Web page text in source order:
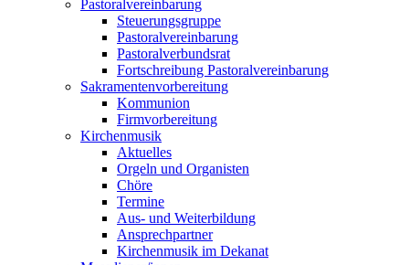
Pastoralvereinbarung
Steuerungsgruppe
Pastoralvereinbarung
Pastoralverbundsrat
Fortschreibung Pastoralvereinbarung
Sakramentenvorbereitung
Kommunion
Firmvorbereitung
Kirchenmusik
Aktuelles
Orgeln und Organisten
Chöre
Termine
Aus- und Weiterbildung
Ansprechpartner
Kirchenmusik im Dekanat